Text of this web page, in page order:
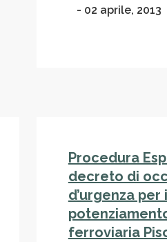
- 02 aprile, 2013
Procedura
decreto di
d’urgenza per
ferroviaria